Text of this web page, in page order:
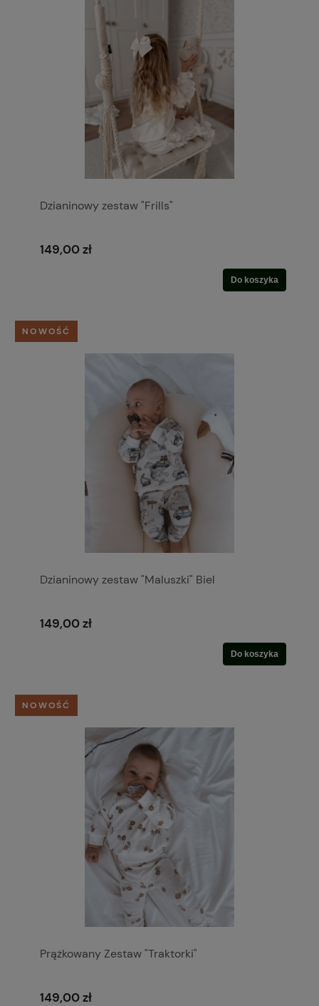
Dzianinowy zestaw "Frills"
149,00 zł
Do koszyka
Dzianinowy zestaw "Maluszki" Biel
149,00 zł
Do koszyka
NOWOŚĆ
Prążkowany Zestaw "Traktorki"
149,00 zł
NOWOŚĆ